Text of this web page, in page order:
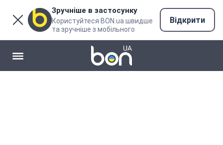
Зручніше в застосунку
Користуйтеся BON.ua швидше
та зручніше з мобільного
Відкрити